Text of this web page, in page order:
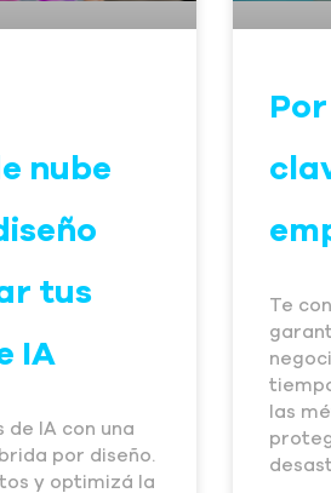
nube
tus
IA
de IA con una
por diseño.
y optimizá la
Te
las